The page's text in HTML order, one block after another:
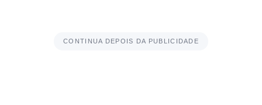
CONTINUA DEPOIS DA PUBLICIDADE